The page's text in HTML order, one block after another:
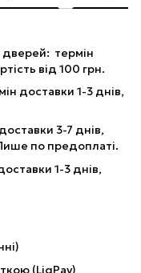
дверей: термін
від 100 грн.
доставки 1-3 днів,
3-7 днів,
по предоплаті.
1-3 днів,
(LiqPay)